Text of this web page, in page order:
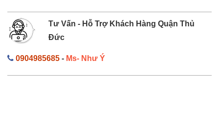
Tư Vấn - Hỗ Trợ Khách Hàng Quận Thủ
Đức
0904985685 - Ms- Như Ý